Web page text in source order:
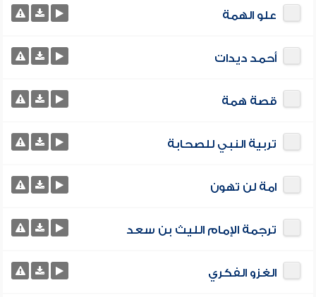
علو الهمة
أحمد ديدات
قصة همة
تربية النبي للصحابة
امة لن تهون
ترجمة الإمام الليث بن سعد
الغزو الفكري